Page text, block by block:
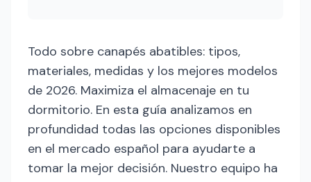
Todo sobre canapés abatibles: tipos,
materiales, medidas y los mejores modelos
de 2026. Maximiza el almacenaje en tu
dormitorio. En esta guía analizamos en
profundidad todas las opciones disponibles
en el mercado español para ayudarte a
tomar la mejor decisión. Nuestro equipo ha